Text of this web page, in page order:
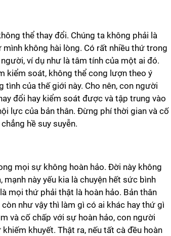
thể thay đổi. Chúng ta không phải là
không hài lòng. Có rất nhiều thứ trong
ví dụ như là tâm tính của một ai đó.
kiểm soát, không thể cong lượn theo ý
của thế giới này. Cho nên, con người
đổi hay kiểm soát được và tập trung vào
lực của bản thân. Đừng phí thời gian và cố
hề suy suyễn.
mọi sự không hoàn hảo. Đời này không
này yếu kia là chuyện hết sức bình
mọi thứ phải thật là hoàn hảo. Bản thân
như vậy thì làm gì có ai khác hay thứ gì
và cố chấp với sự hoàn hảo, con người
khuyết. Thật ra, nếu tất cà đều hoàn